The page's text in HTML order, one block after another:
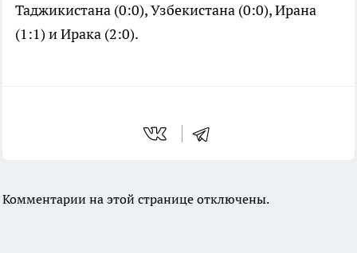
Таджикистана (0:0), Узбекистана (0:0), Ирана
(1:1) и Ирака (2:0).
Комментарии на этой странице отключены.